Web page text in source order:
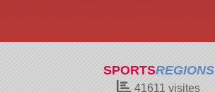
SPORTSREGIONS
41611 visites